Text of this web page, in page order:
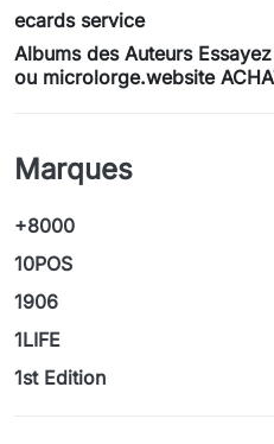
ecards service
Albums des Auteurs
ou microlorge.website
Marques
+8000
10POS
1906
1LIFE
1st Edition